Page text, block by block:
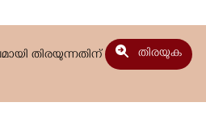
തിരയുന്നതിന്
തിരയുക